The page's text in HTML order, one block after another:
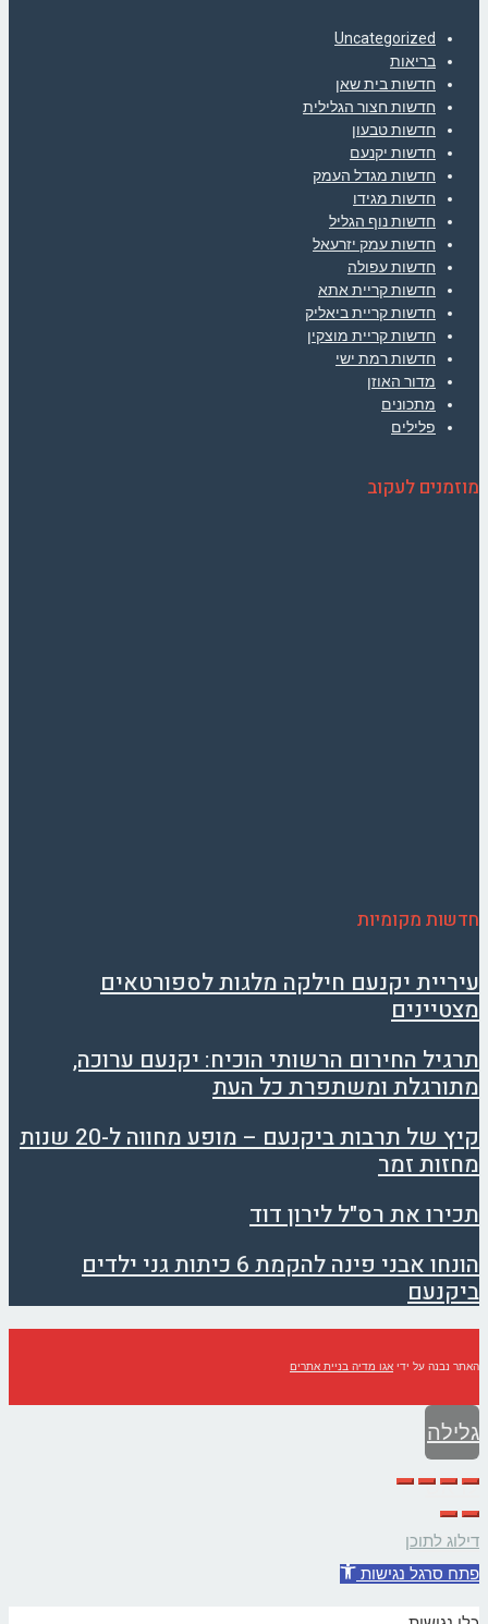
Uncategorized
בריאות
חדשות בית שאן
חדשות חצור הגלילית
חדשות טבעון
חדשות יקנעם
חדשות מגדל העמק
חדשות מגידו
חדשות נוף הגליל
חדשות עמק יזרעאל
חדשות עפולה
חדשות קריית אתא
חדשות קריית ביאליק
חדשות קריית מוצקין
חדשות רמת ישי
מדור האוזן
מתכונים
פלילים
מוזמנים לעקוב
חדשות מקומיות
עיריית יקנעם חילקה מלגות לספורטאים
מצטיינים
תרגיל החירום הרשותי הוכיח: יקנעם ערוכה,
מתורגלת ומשתפרת כל העת
קיץ של תרבות ביקנעם – מופע מחווה ל-20 שנות
מחזות זמר
תכירו את רס"ל לירון דוד
הונחו אבני פינה להקמת 6 כיתות גני ילדים
ביקנעם
האתר נבנה על ידי אגו מדיה בניית אתרים
גלילה
לראש
העמוד
דילוג לתוכן
פתח סרגל נגישות